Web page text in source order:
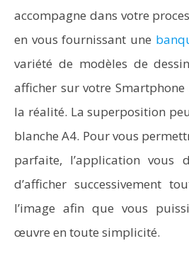
accompagne dans votre
en vous fournissant une
variété de modèles de
afficher sur votre
la réalité. La superposition
blanche A4. Pour vous
parfaite, l’application vous
d’afficher successivement
l’image afin que vous
œuvre en toute simplicité.